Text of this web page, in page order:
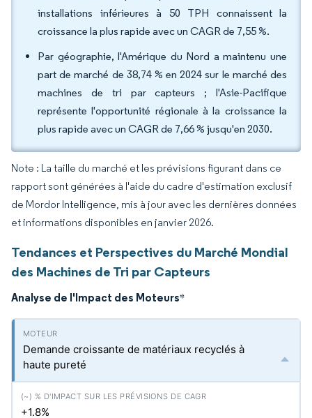
installations inférieures à 50 TPH connaissent la
croissance la plus rapide avec un CAGR de 7,55 %.
Par géographie, l'Amérique du Nord a maintenu une
part de marché de 38,74 % en 2024 sur le marché des
machines de tri par capteurs ; l'Asie-Pacifique
représente l'opportunité régionale à la croissance la
plus rapide avec un CAGR de 7,66 % jusqu'en 2030.
Note : La taille du marché et les prévisions figurant dans ce
rapport sont générées à l'aide du cadre d'estimation exclusif
de Mordor Intelligence, mis à jour avec les dernières données
et informations disponibles en janvier 2026.
Tendances et Perspectives du Marché Mondial
des Machines de Tri par Capteurs
Analyse de l'Impact des Moteurs*
Demande croissante de matériaux recyclés à
haute pureté
+1.8%